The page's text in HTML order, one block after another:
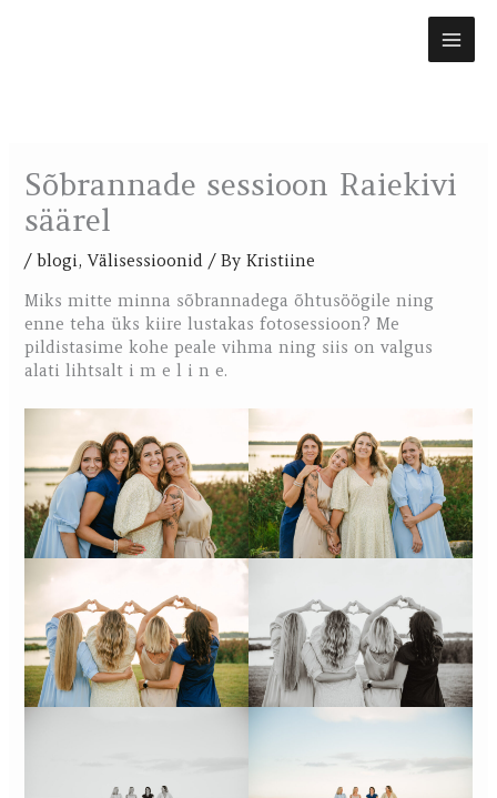
Sõbrannade sessioon Raiekivi
säärel
/blogi,Välisessioonid / ByKristiine
Miks mitte minna sõbrannadega õhtusöögile ning
enne teha üks kiire lustakas fotosessioon? Me
pildistasime kohe peale vihma ning siis on valgus
alati lihtsalt i m e l i n e.